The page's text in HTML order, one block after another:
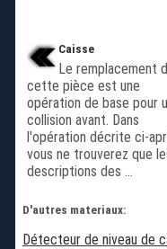
Caisse
Le remplacement
cette pièce est une
opération de base pour
collision avant. Dans
l'opération décrite ci-
vous ne trouverez que
descriptions des ...
D'autres materiaux:
Détecteur de niveau de